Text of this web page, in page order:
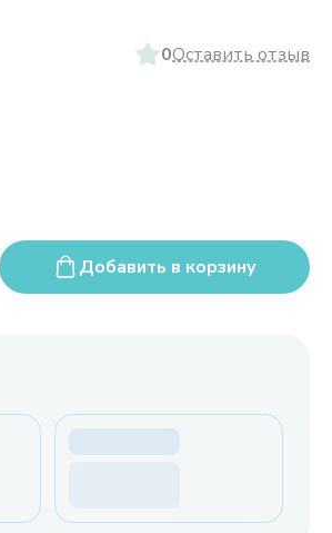
0Оставить отзыв
Добавить в корзину